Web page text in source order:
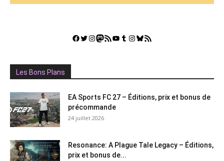
Facebook
Twitter
Instagram
Mastodon
Flux RSSYouTube
Tumblr
Instagram
Bluesky
GestGame
Les Bons Plans
EA Sports FC 27 – Éditions, prix et bonus de
précommande
24 juillet 2026
Resonance: A Plague Tale Legacy – Éditions,
prix et bonus de...